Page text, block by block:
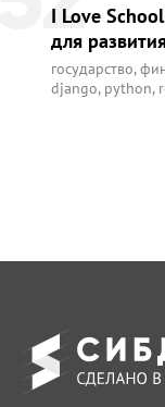
I Love
для
государство,
django, python,